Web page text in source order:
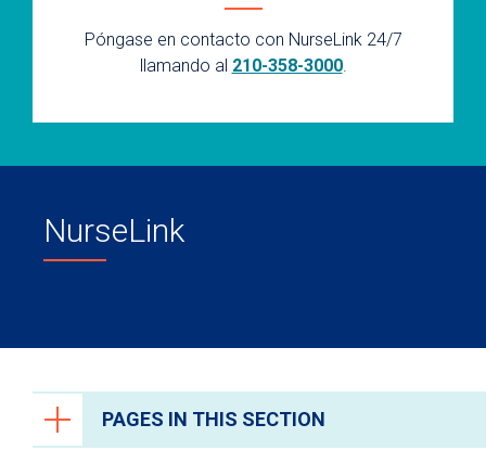
Póngase en contacto con NurseLink 24/7
llamando al 210-358-3000.
NurseLink
PAGES IN THIS SECTION